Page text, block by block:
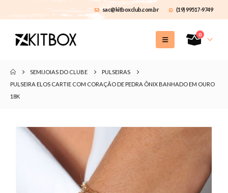
sac@kitboxclub.com.br (19) 99517-9749
0
SEMIJOIAS DO CLUBE
PULSEIRAS
PULSEIRA ELOS CARTIE COM CORAÇÃO DE PEDRA ÔNIX BANHADO EM OURO
18K